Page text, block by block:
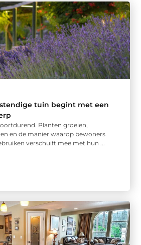
tuin begint met een
Planten groeien,
en de manier waarop bewoners
verschuift mee met hun ...